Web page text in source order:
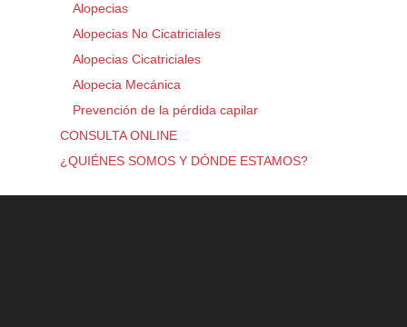
Alopecias
Alopecias No Cicatriciales
Alopecias Cicatriciales
Alopecia Mecánica
Prevención de la pérdida capilar
CONSULTA ONLINE
¿QUIÉNES SOMOS Y DÓNDE ESTAMOS?